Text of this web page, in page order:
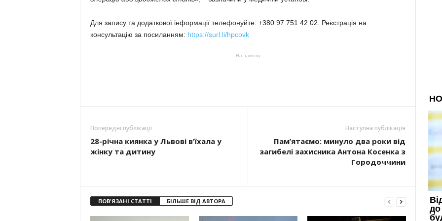
Для запису та додаткової інформації телефонуйте: +380 97 751 42 02. Реєстрація на
консультацію за посиланням: https://surl.li/hpcovk
На замітку
Попередні публікації
28-річна киянка у Львові в’їхала у
жінку та дитину
Наступна публікація
Пам’ятаємо: минуло два роки від
загибелі захисника Антона Косенка з
Городоччини
ПОВ'ЯЗАНІ СТАТТІ БІЛЬШЕ ВІД АВТОРА